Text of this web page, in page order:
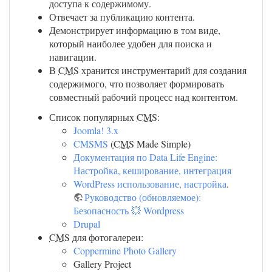
доступа к содержимому.
Отвечает за публикацию контента.
Демонстрирует информацию в том виде,
который наиболее удобен для поиска и
навигации.
В CMS хранится инструментарий для создания
содержимого, что позволяет формировать
совместный рабочий процесс над контентом.
Список популярныхCMS:
Joomla! 3.x
CMSMS (CMS Made Simple)
Документация по Data Life Engine:
Настройка, кеширование, интеграция
WordPress использование, настройка.
Руководство (обновляемое):
Безопасность 💥 Wordpress
Drupal
CMS для фотогалереи:
Coppermine Photo Gallery
Gallery Project